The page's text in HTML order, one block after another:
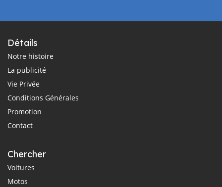
Détails
Notre histoire
La publicité
Vie Privée
Conditions Générales
Promotion
Contact
Chercher
Voitures
Motos